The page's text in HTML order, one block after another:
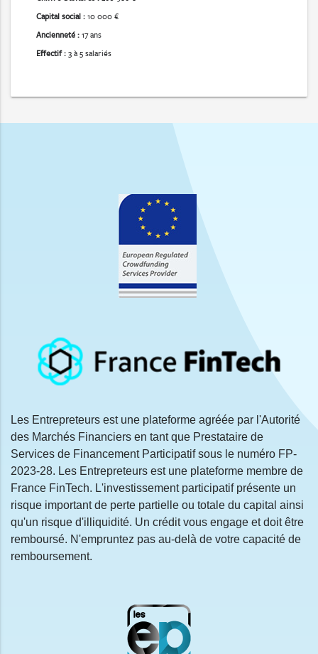
Capital social :10 000 €
Ancienneté :17 ans
Effectif :3 à 5 salariés
Les Entrepreteurs est une plateforme agréée par l'Autorité
des Marchés Financiers en tant que Prestataire de
Services de Financement Participatif sous le numéro FP-
2023-28. Les Entrepreteurs est une plateforme membre de
France FinTech. L'investissement participatif présente un
risque important de perte partielle ou totale du capital ainsi
qu'un risque d'illiquidité. Un crédit vous engage et doit être
remboursé. N'empruntez pas au-delà de votre capacité de
remboursement.